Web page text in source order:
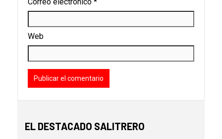
Web
EL DESTACADO SALITRERO